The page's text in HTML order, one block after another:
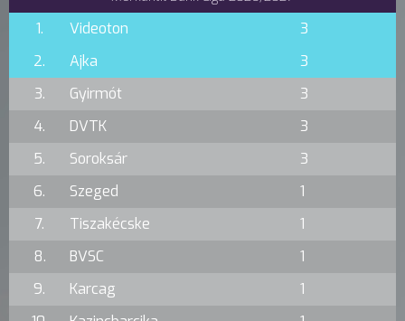
1. Videoton
3
2.
Ajka
3
3.
Gyirmót
3
4.
DVTK
3
5.
Soroksár
3
6.
Szeged
1
7.
Tiszakécske
1
8.
BVSC
1
9.
Karcag
1